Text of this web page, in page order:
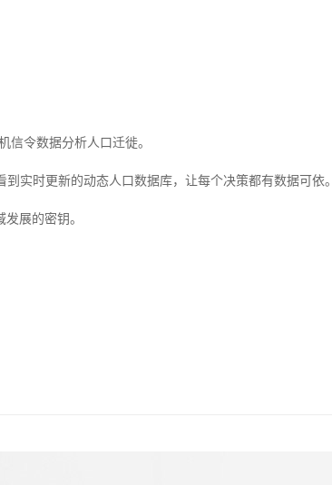
令数据分析人口迁徙。
实时更新的动态人口数据库，让每个决策都有数据可依。
展的密钥。